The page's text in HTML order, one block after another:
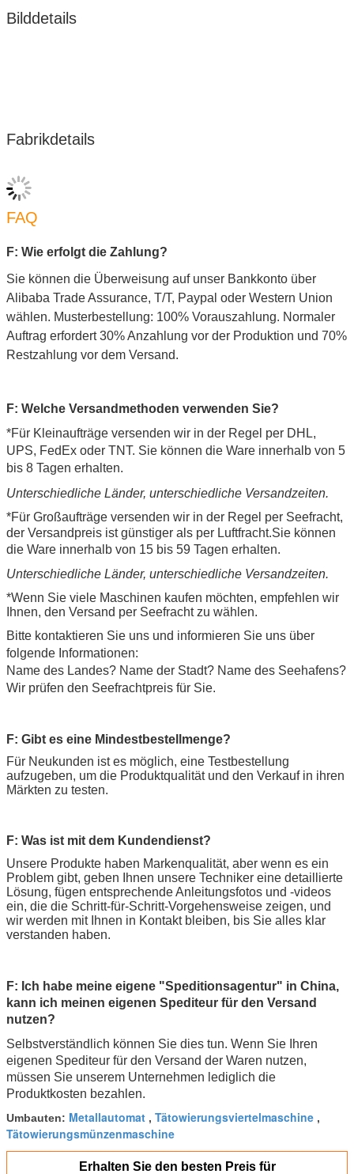
Bilddetails
Fabrikdetails
FAQ
F: Wie erfolgt die Zahlung?
Sie können die Überweisung auf unser Bankkonto über
Alibaba Trade Assurance, T/T, Paypal oder Western Union
wählen. Musterbestellung: 100% Vorauszahlung. Normaler
Auftrag erfordert 30% Anzahlung vor der Produktion und 70%
Restzahlung vor dem Versand.
F: Welche Versandmethoden verwenden Sie?
*Für Kleinaufträge versenden wir in der Regel per DHL,
UPS, FedEx oder TNT. Sie können die Ware innerhalb von 5
bis 8 Tagen erhalten.
Unterschiedliche Länder, unterschiedliche Versandzeiten.
*Für Großaufträge versenden wir in der Regel per Seefracht,
der Versandpreis ist günstiger als per Luftfracht.Sie können
die Ware innerhalb von 15 bis 59 Tagen erhalten.
Unterschiedliche Länder, unterschiedliche Versandzeiten.
*Wenn Sie viele Maschinen kaufen möchten, empfehlen wir
Ihnen, den Versand per Seefracht zu wählen.
Bitte kontaktieren Sie uns und informieren Sie uns über
folgende Informationen:
Name des Landes? Name der Stadt? Name des Seehafens?
Wir prüfen den Seefrachtpreis für Sie.
F: Gibt es eine Mindestbestellmenge?
Für Neukunden ist es möglich, eine Testbestellung
aufzugeben, um die Produktqualität und den Verkauf in ihren
Märkten zu testen.
F: Was ist mit dem Kundendienst?
Unsere Produkte haben Markenqualität, aber wenn es ein
Problem gibt, geben Ihnen unsere Techniker eine detaillierte
Lösung, fügen entsprechende Anleitungsfotos und -videos
ein, die die Schritt-für-Schritt-Vorgehensweise zeigen, und
wir werden mit Ihnen in Kontakt bleiben, bis Sie alles klar
verstanden haben.
F: Ich habe meine eigene "Speditionsagentur" in China,
kann ich meinen eigenen Spediteur für den Versand
nutzen?
Selbstverständlich können Sie dies tun. Wenn Sie Ihren
eigenen Spediteur für den Versand der Waren nutzen,
müssen Sie unserem Unternehmen lediglich die
Produktkosten bezahlen.
Umbauten: Metallautomat , Tätowierungsviertelmaschine ,
Tätowierungsmünzenmaschine
Erhalten Sie den besten Preis für